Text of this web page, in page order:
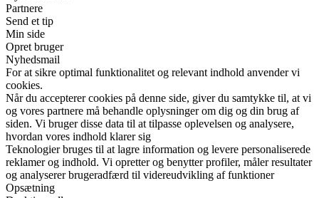
Partnere
Send et tip
Min side
Opret bruger
Nyhedsmail
For at sikre optimal funktionalitet og relevant indhold anvender vi
cookies.
Når du accepterer cookies på denne side, giver du samtykke til, at vi
og vores partnere må behandle oplysninger om dig og din brug af
siden. Vi bruger disse data til at tilpasse oplevelsen og analysere,
hvordan vores indhold klarer sig
Teknologier bruges til at lagre information og levere personaliserede
reklamer og indhold. Vi opretter og benytter profiler, måler resultater
og analyserer brugeradfærd til videreudvikling af funktioner
Opsætning